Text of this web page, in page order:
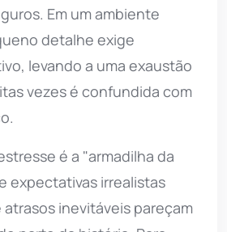
Em um ambiente
detalhe exige
levando a uma exaustão
vezes é confundida com
é a "armadilha da
expectativas irrealistas
inevitáveis pareçam